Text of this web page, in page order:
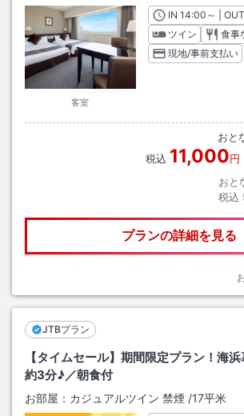
客室
INチェックイン
14:00 ～ | OUT
ツイン
食事
現地/事前支払い
おと
税込 11,000円
おと
税込
プランの詳細を見る
JTBプラン
【タイムセール】期間限定プラン！海
約3分♪／朝食付
お部屋： カジュアルツイン 禁煙 /17平米